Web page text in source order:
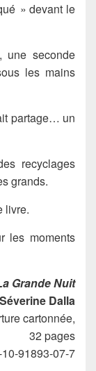
» devant le
une seconde
les mains
partage… un
recyclages
grands.
livre.
les moments
Grande Nuit
Séverine Dalla
cartonnée,
32 pages
91893-07-7